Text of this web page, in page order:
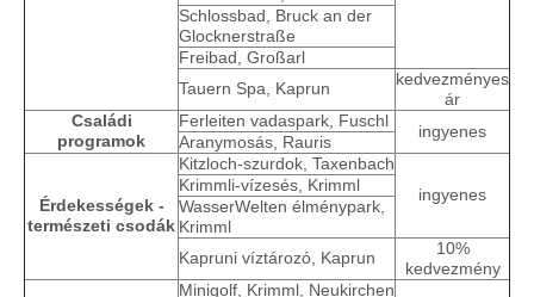
Schlossbad, Bruck an der
Glocknerstraße
Freibad, Großarl
Tauern Spa, Kaprun
kedvezményes
ár
Családi
programok
Ferleiten vadaspark, Fuschl
ingyenes
Aranymosás, Rauris
Érdekességek -
természeti csodák
Kitzloch-szurdok, Taxenbach
ingyenes
Krimmli-vízesés, Krimml
WasserWelten élménypark,
Krimml
Kapruni víztározó, Kaprun
10%
kedvezmény
Minigolf, Krimml, Neukirchen